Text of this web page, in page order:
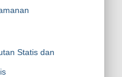
Statis dan